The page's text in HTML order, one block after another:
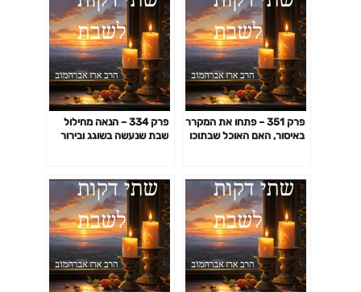
פרק 351 – פתחו את המקרר
באיסור, האם האוכל שבתוכו
מדרגות
פרק 334 – הנאה מחילול
שבת שנעשה בשוגג ובירור